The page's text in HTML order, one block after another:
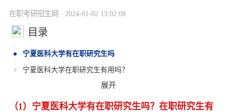
在职考研招生网 · 2024-01-02 13:02:08
目录
宁夏医科大学有在职研究生吗
宁夏医科大学在职研究生有用吗？
宁夏医科大学在职研究生有学位证吗
宁夏医科大学在职研究生有必要读吗？
展开
（1）宁夏医科大学有在职研究生吗？在职研究生有